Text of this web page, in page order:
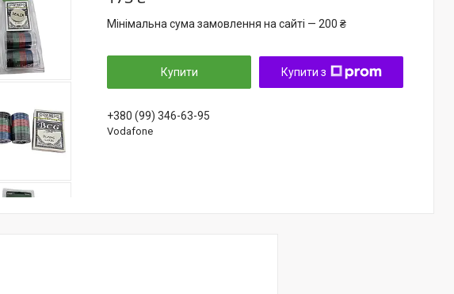
Мінімальна сума замовлення на сайті — 200 ₴
Купити Купити з
+380 (99) 346-63-95
Vodafone